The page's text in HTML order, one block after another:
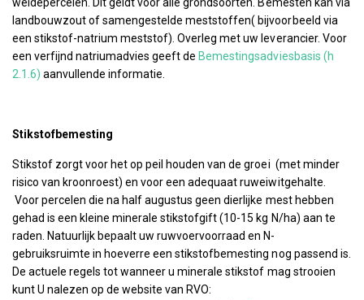
landbouwzout of samengestelde meststoffen( bijvoorbeeld via
een stikstof-natrium meststof). Overleg met uw leverancier. Voor
een verfijnd natriumadvies geeft de Bemestingsadviesbasis (h
2.1.6) aanvullende informatie.
Stikstofbemesting
Stikstof zorgt voor het op peil houden van de groei (met minder
risico van kroonroest) en voor een adequaat ruweiwitgehalte.
Voor percelen die na half augustus geen dierlijke mest hebben
gehad is een kleine minerale stikstofgift (10-15 kg N/ha) aan te
raden. Natuurlijk bepaalt uw ruwvoervoorraad en N-
gebruiksruimte in hoeverre een stikstofbemesting nog passend is.
De actuele regels tot wanneer u minerale stikstof mag strooien
kunt U nalezen op de website van RVO: